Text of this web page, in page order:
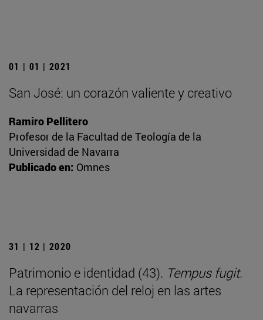
01 | 01 | 2021
San José: un corazón valiente y creativo
Ramiro Pellitero
Profesor de la Facultad de Teología de la
Universidad de Navarra
Publicado en: Omnes
31 | 12 | 2020
Patrimonio e identidad (43). Tempus fugit.
La representación del reloj en las artes
navarras